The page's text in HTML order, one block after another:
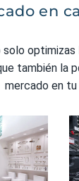
en
optimizas
también la
mercado en